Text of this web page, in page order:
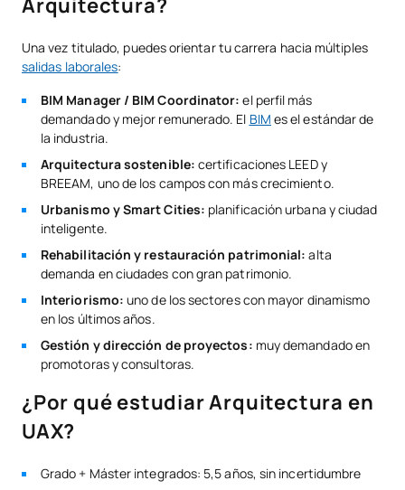
Arquitectura?
Una vez titulado, puedes orientar tu carrera hacia múltiples
salidas laborales:
BIM Manager / BIM Coordinator: el perfil más
demandado y mejor remunerado. El BIM es el estándar de
la industria.
Arquitectura sostenible: certificaciones LEED y
BREEAM, uno de los campos con más crecimiento.
Urbanismo y Smart Cities: planificación urbana y ciudad
inteligente.
Rehabilitación y restauración patrimonial:alta
demanda en ciudades con gran patrimonio.
Interiorismo:uno de los sectores con mayor dinamismo
en los últimos años.
Gestión y dirección de proyectos: muy demandado en
promotoras y consultoras.
¿Por qué estudiar Arquitectura en
UAX?
Grado + Máster integrados: 5,5 años, sin incertidumbre